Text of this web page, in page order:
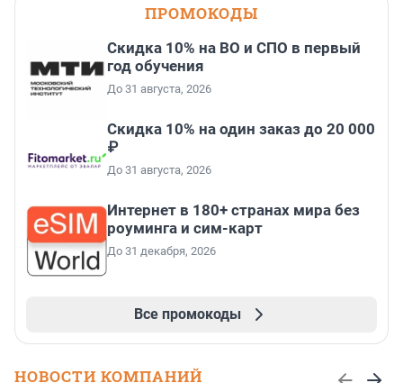
ПРОМОКОДЫ
Скидка 10% на ВО и СПО в первый
год обучения
До 31 августа, 2026
Скидка 10% на один заказ до 20 000
₽
До 31 августа, 2026
Интернет в 180+ странах мира без
роуминга и сим-карт
До 31 декабря, 2026
Все промокоды
НОВОСТИ КОМПАНИЙ